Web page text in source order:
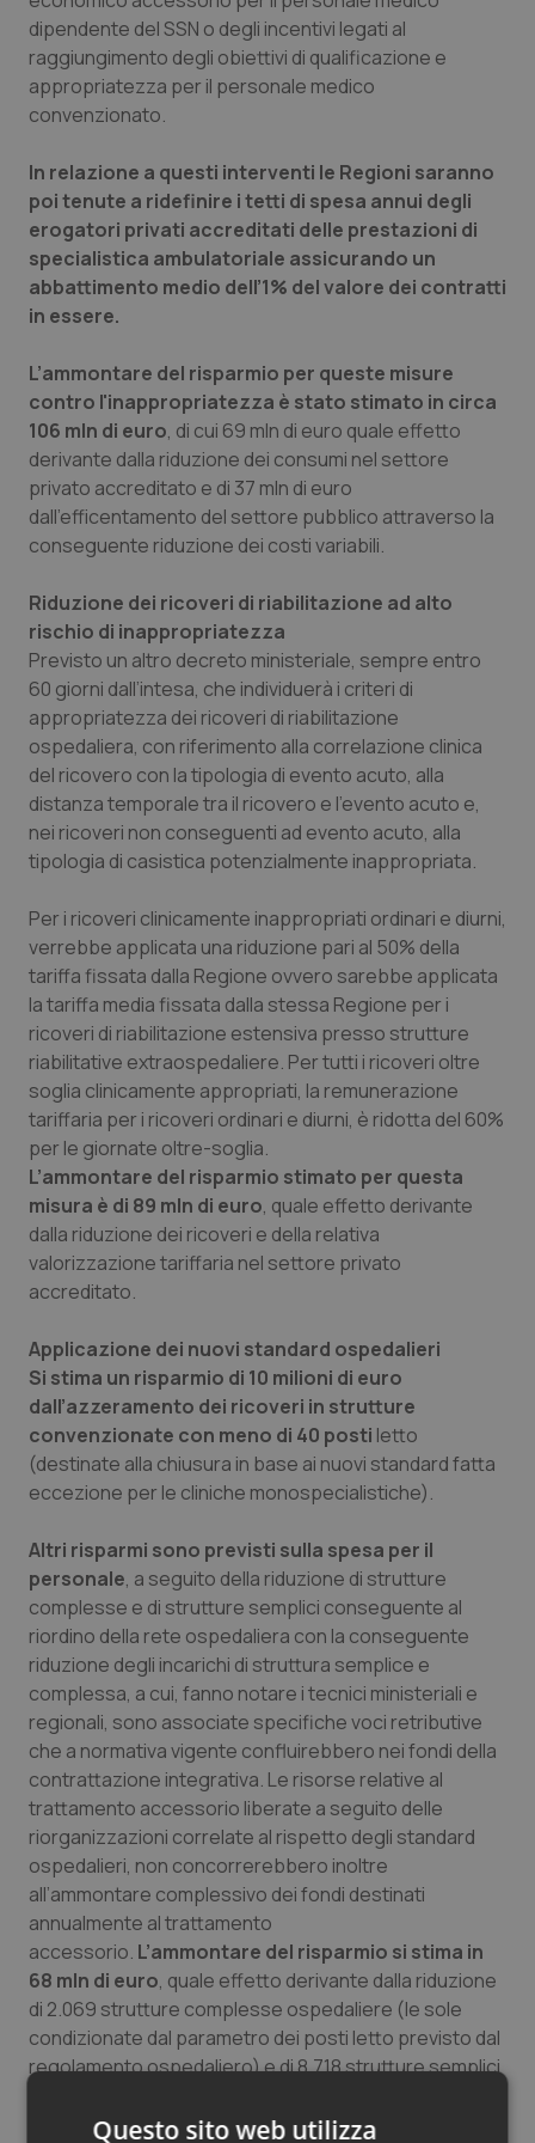
dipendente del SSN o degli incentivi legati al
raggiungimento degli obiettivi di qualificazione e
appropriatezza per il personale medico
convenzionato.
In relazione a questi interventi le Regioni saranno
poi tenute a ridefinire i tetti di spesa annui degli
erogatori privati accreditati delle prestazioni di
specialistica ambulatoriale assicurando un
abbattimento medio dell’1% del valore dei contratti
in essere.
L’ammontare del risparmio per queste misure
contro l'inappropriatezza è stato stimato in circa
106 mln di euro, di cui 69 mln di euro quale effetto
derivante dalla riduzione dei consumi nel settore
privato accreditato e di 37 mln di euro
dall’efficentamento del settore pubblico attraverso la
conseguente riduzione dei costi variabili.
Riduzione dei ricoveri di riabilitazione ad alto
rischio di inappropriatezza
Previsto un altro decreto ministeriale, sempre entro
60 giorni dall’intesa, che individuerà i criteri di
appropriatezza dei ricoveri di riabilitazione
ospedaliera, con riferimento alla correlazione clinica
del ricovero con la tipologia di evento acuto, alla
distanza temporale tra il ricovero e l’evento acuto e,
nei ricoveri non conseguenti ad evento acuto, alla
tipologia di casistica potenzialmente inappropriata.
Per i ricoveri clinicamente inappropriati ordinari e diurni,
verrebbe applicata una riduzione pari al 50% della
tariffa fissata dalla Regione ovvero sarebbe applicata
la tariffa media fissata dalla stessa Regione per i
ricoveri di riabilitazione estensiva presso strutture
riabilitative extraospedaliere. Per tutti i ricoveri oltre
soglia clinicamente appropriati, la remunerazione
tariffaria per i ricoveri ordinari e diurni, è ridotta del 60%
per le giornate oltre-soglia.
L’ammontare del risparmio stimato per questa
misura è di 89 mln di euro, quale effetto derivante
dalla riduzione dei ricoveri e della relativa
valorizzazione tariffaria nel settore privato
accreditato.
Applicazione dei nuovi standard ospedalieri
Si stima un risparmio di 10 milioni di euro
dall’azzeramento dei ricoveri in strutture
convenzionate con meno di 40 posti letto
(destinate alla chiusura in base ai nuovi standard fatta
eccezione per le cliniche monospecialistiche).
Altri risparmi sono previsti sulla spesa per il
personale, a seguito della riduzione di strutture
complesse e di strutture semplici conseguente al
riordino della rete ospedaliera con la conseguente
riduzione degli incarichi di struttura semplice e
complessa, a cui, fanno notare i tecnici ministeriali e
regionali, sono associate specifiche voci retributive
che a normativa vigente confluirebbero nei fondi della
contrattazione integrativa. Le risorse relative al
trattamento accessorio liberate a seguito delle
riorganizzazioni correlate al rispetto degli standard
ospedalieri, non concorrerebbero inoltre
all’ammontare complessivo dei fondi destinati
annualmente al trattamento
accessorio. L’ammontare del risparmio si stima in
68 mln di euro, quale effetto derivante dalla riduzione
di 2.069 strutture complesse ospedaliere (le sole
condizionate dal parametro dei posti letto previsto dal
regolamento ospedaliero) e di 8.718 strutture semplici
nelle regioni tenute a ridurre il numero di strutture
Questo sito web utilizza